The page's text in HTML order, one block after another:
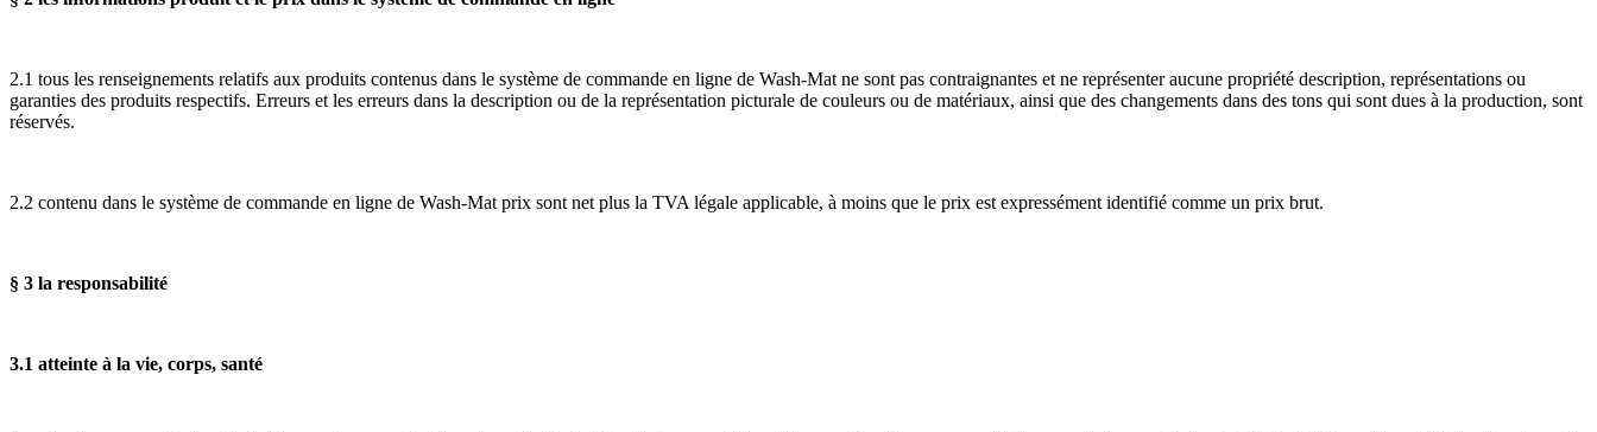
2.1 tous les renseignements relatifs aux produits contenus dans le système de commande en ligne de Wash-Mat ne sont pas contraignantes et ne représenter aucune propriété description, représentations ou
garanties des produits respectifs. Erreurs et les erreurs dans la description ou de la représentation picturale de couleurs ou de matériaux, ainsi que des changements dans des tons qui sont dues à la production, sont
réservés.
2.2 contenu dans le système de commande en ligne de Wash-Mat prix sont net plus la TVA légale applicable, à moins que le prix est expressément identifié comme un prix brut.
§ 3 la responsabilité
3.1 atteinte à la vie, corps, santé